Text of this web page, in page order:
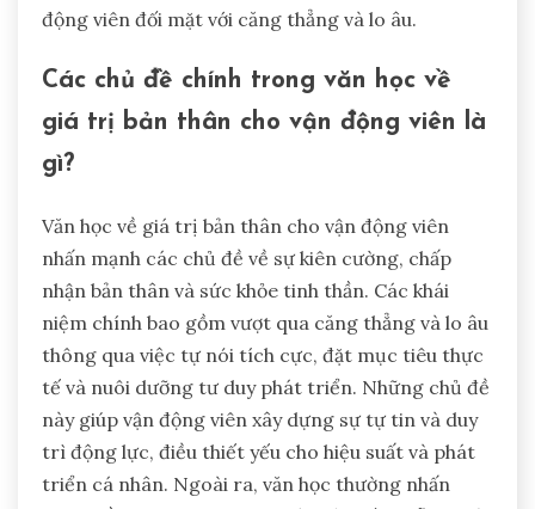
động viên đối mặt với căng thẳng và lo âu.
Các chủ đề chính trong văn học về
giá trị bản thân cho vận động viên là
gì?
Văn học về giá trị bản thân cho vận động viên
nhấn mạnh các chủ đề về sự kiên cường, chấp
nhận bản thân và sức khỏe tinh thần. Các khái
niệm chính bao gồm vượt qua căng thẳng và lo âu
thông qua việc tự nói tích cực, đặt mục tiêu thực
tế và nuôi dưỡng tư duy phát triển. Những chủ đề
này giúp vận động viên xây dựng sự tự tin và duy
trì động lực, điều thiết yếu cho hiệu suất và phát
triển cá nhân. Ngoài ra, văn học thường nhấn